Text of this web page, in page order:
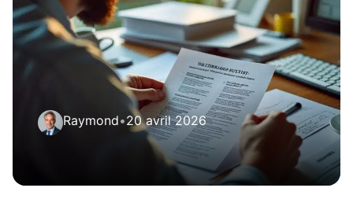
Raymond•20 avril 2026